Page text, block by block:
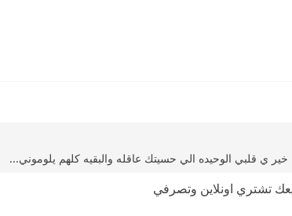
خير ي قلبي الوحيده الي حسيتك عاقله والبقيه كلهم يلوموني...
تشتري اونلاين وتصرفي